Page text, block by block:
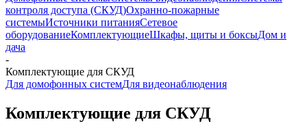
контроля доступа (СКУД)Охранно-пожарные
системыИсточники питанияСетевое
оборудованиеКомплектующиеШкафы, щиты и боксыДом и
дача
-
Комплектующие для СКУД
Для домофонных системДля видеонаблюдения
Комплектующие для СКУД